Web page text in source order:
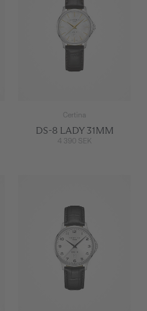
Certina
DS-8 LADY 31MM
4 390 SEK